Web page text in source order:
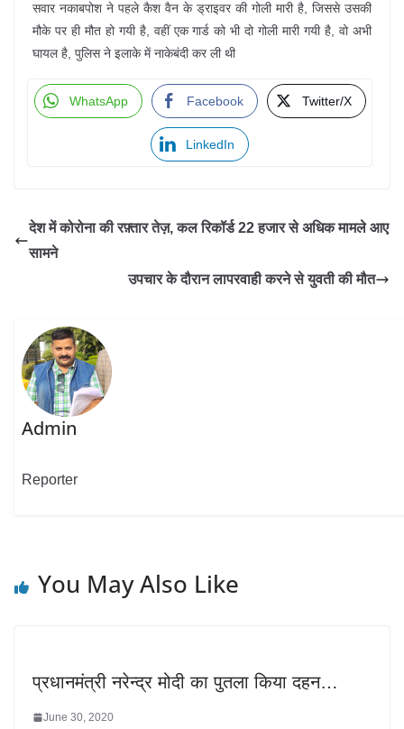
सवार नकाबपोश ने पहले कैश वैन के ड्राइवर की गोली मारी है, जिससे उसकी
मौके पर ही मौत हो गयी है, वहीं एक गार्ड को भी दो गोली मारी गयी है, वो अभी
घायल है, पुलिस ने इलाके में नाकेबंदी कर ली थी
WhatsApp Facebook Twitter/X
LinkedIn
देश में कोरोना की रफ़्तार तेज़, कल रिकॉर्ड 22 हजार से अधिक मामले आए
सामने
उपचार के दौरान लापरवाही करने से युवती की मौत
Admin
Reporter
You May Also Like
प्रधानमंत्री नरेन्द्र मोदी का पुतला किया दहन…
June 30, 2020